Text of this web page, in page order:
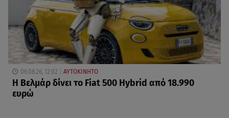
06.08.26, 12:02 ΑΥΤΟΚΙΝΗΤΟ
Η Βελμάρ δίνει το Fiat 500 Hybrid από 18.990
ευρώ